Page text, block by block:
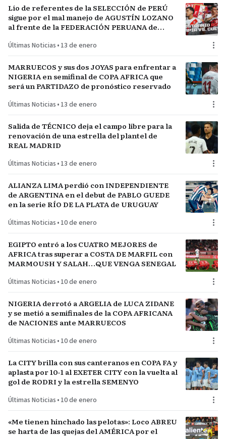
Lío de referentes de la SELECCIÓN de PERÚ
sigue por el mal manejo de AGUSTÍN LOZANO
al frente de la FEDERACIÓN PERUANA de
Últimas Noticias • 13 de enero
MARRUECOS y sus dos JOYAS para enfrentar a
NIGERIA en semifinal de COPA AFRICA que
será un PARTIDAZO de pronóstico reservado
Últimas Noticias • 13 de enero
Salida de TÉCNICO deja el campo libre para la
renovación de una estrella del plantel de
REAL MADRID
Últimas Noticias • 13 de enero
ALIANZA LIMA perdió con INDEPENDIENTE
de ARGENTINA en el debut de PABLO GUEDE
en la serie RÍO DE LA PLATA de URUGUAY
Últimas Noticias • 10 de enero
EGIPTO entró a los CUATRO MEJORES de
AFRICA tras superar a COSTA DE MARFIL con
MARMOUSH Y SALAH…QUE VENGA SENEGAL
Últimas Noticias • 10 de enero
NIGERIA derrotó a ARGELIA de LUCA ZIDANE
y se metió a semifinales de la COPA AFRICANA
de NACIONES ante MARRUECOS
Últimas Noticias • 10 de enero
La CITY brilla con sus canteranos en COPA FA y
aplasta por 10-1 al EXETER CITY con la vuelta al
gol de RODRI y la estrella SEMENYO
Últimas Noticias • 10 de enero
«Me tienen hinchado las pelotas»: Loco ABREU
se harta de las quejas del AMÉRICA por el